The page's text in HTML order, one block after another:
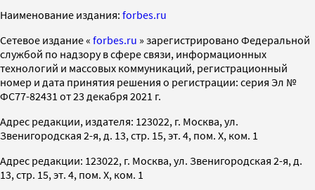
Наименование издания: forbes.ru
Cетевое издание « forbes.ru » зарегистрировано Федеральной
службой по надзору в сфере связи, информационных
технологий и массовых коммуникаций, регистрационный
номер и дата принятия решения о регистрации: серия Эл №
ФС77-82431 от 23 декабря 2021 г.
Адрес редакции, издателя: 123022, г. Москва, ул.
Звенигородская 2-я, д. 13, стр. 15, эт. 4, пом. X, ком. 1
Адрес редакции: 123022, г. Москва, ул. Звенигородская 2-я, д.
13, стр. 15, эт. 4, пом. X, ком. 1